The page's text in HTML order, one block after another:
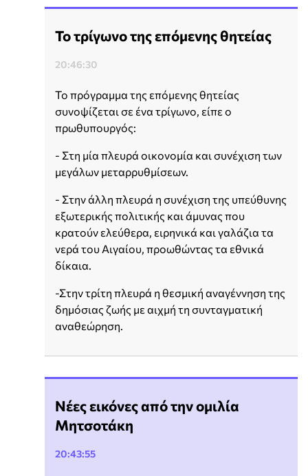
Το τρίγωνο της επόμενης θητείας
20:46:30
Το πρόγραμμα της επόμενης θητείας
συνοψίζεται σε ένα τρίγωνο, είπε ο
πρωθυπουργός:
- Στη μία πλευρά οικονομία και συνέχιση των
μεγάλων μεταρρυθμίσεων.
- Στην άλλη πλευρά η συνέχιση της υπεύθυνης
εξωτερικής πολιτικής και άμυνας που
κρατούν ελεύθερα, ειρηνικά και γαλάζια τα
νερά του Αιγαίου, προωθώντας τα εθνικά
δίκαια.
-Στην τρίτη πλευρά η θεσμική αναγέννηση της
δημόσιας ζωής με αιχμή τη συνταγματική
αναθεώρηση.
Νέες εικόνες από την ομιλία
Μητσοτάκη
20:43:55